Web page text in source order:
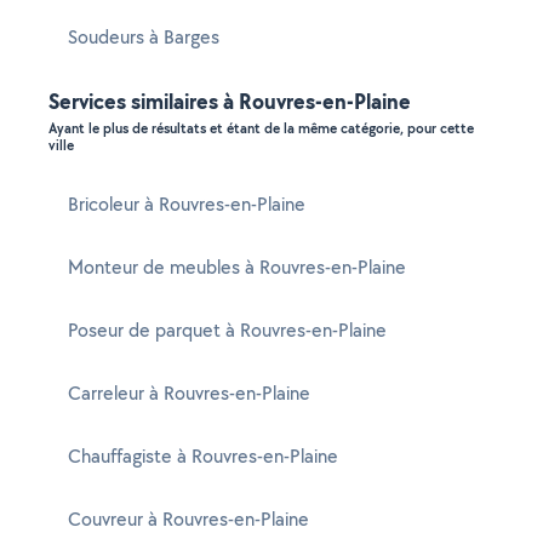
Soudeurs à Barges
Services similaires à Rouvres-en-Plaine
Ayant le plus de résultats et étant de la même catégorie, pour cette
ville
Bricoleur à Rouvres-en-Plaine
Monteur de meubles à Rouvres-en-Plaine
Poseur de parquet à Rouvres-en-Plaine
Carreleur à Rouvres-en-Plaine
Chauffagiste à Rouvres-en-Plaine
Couvreur à Rouvres-en-Plaine